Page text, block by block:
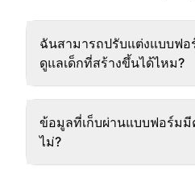
ฉันสามารถปรับแต่งแบบฟอ
ดูแลเด็กที่สร้างขึ้นได้ไหม?
ข้อมูลที่เก็บผ่านแบบฟอร์ม
ไม่?